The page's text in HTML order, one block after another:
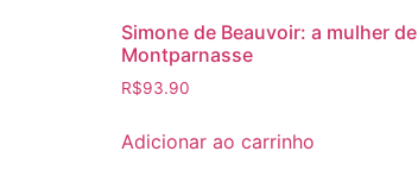
Simone de Beauvoir: a mulher de
Montparnasse
R$93.90
Adicionar ao carrinho